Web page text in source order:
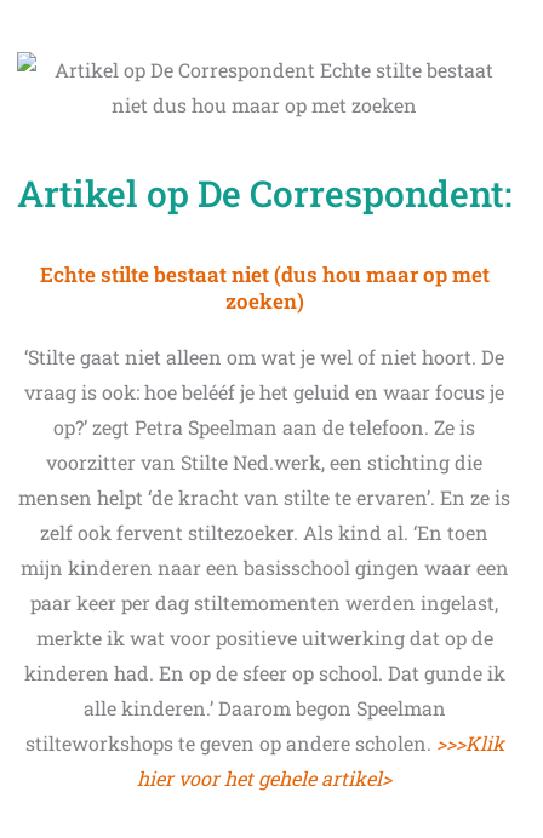
Artikel op De Correspondent:
Echte stilte bestaat niet (dus hou maar op met
zoeken)
‘Stilte gaat niet alleen om wat je wel of niet hoort. De
vraag is ook: hoe belééf je het geluid en waar focus je
op?’ zegt Petra Speelman aan de telefoon. Ze is
voorzitter van Stilte Ned.werk, een stichting die
mensen helpt ‘de kracht van stilte te ervaren’. En ze is
zelf ook fervent stiltezoeker. Als kind al. ‘En toen
mijn kinderen naar een basisschool gingen waar een
paar keer per dag stiltemomenten werden ingelast,
merkte ik wat voor positieve uitwerking dat op de
kinderen had. En op de sfeer op school. Dat gunde ik
alle kinderen.’ Daarom begon Speelman
stilteworkshops te geven op andere scholen. >>>Klik
hier voor het gehele artikel>